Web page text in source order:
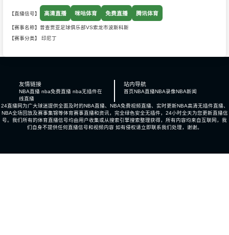
【直播信号】 高清直播 咪咕体育 免费直播 腾讯体育
【赛事名称】普查贾亚足球俱乐部VS索龙市波斯科斯
【赛事分类】 印尼丁
友情链接
NBA直播 nba免费直播 nba无插件在
线直播
站内导航
首页NBA直播NBA录像NBA新闻
24直播网为广大球迷提供全面及时的NBA直播、NBA免费视频直播、实时更新NBA高清无插件直播、
NBA全场回放及赛事集锦等体育赛事直播和资讯，完全绿色安全无插件，24小时全天为您更新直播信
号。我们所有的体育直播信号均由用户收集或从搜索引擎搜索整理获得，所有内容均来自互联网，我
们自身不提供任何直播信号和视频内容 如有侵权请立即联系我们处理，谢谢。